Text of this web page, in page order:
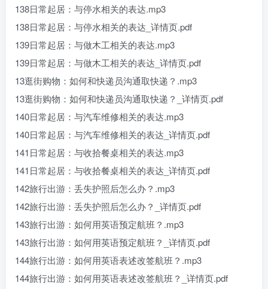
138日常起居：与停水相关的表达.mp3
138日常起居：与停水相关的表达_详情页.pdf
139日常起居：与做木工相关的表达.mp3
139日常起居：与做木工相关的表达_详情页.pdf
13逛街购物：如何和快递员沟通取快递？.mp3
13逛街购物：如何和快递员沟通取快递？_详情页.pdf
140日常起居：与汽车维修相关的表达.mp3
140日常起居：与汽车维修相关的表达_详情页.pdf
141日常起居：与收拾餐桌相关的表达.mp3
141日常起居：与收拾餐桌相关的表达_详情页.pdf
142旅行出游：丢失护照后怎么办？.mp3
142旅行出游：丢失护照后怎么办？_详情页.pdf
143旅行出游：如何用英语预定航班？.mp3
143旅行出游：如何用英语预定航班？_详情页.pdf
144旅行出游：如何用英语表述改签航班？.mp3
144旅行出游：如何用英语表述改签航班？_详情页.pdf